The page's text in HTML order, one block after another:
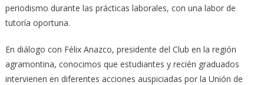
periodismo durante las prácticas laborales, con una labor de
tutoría oportuna.
En diálogo con Félix Anazco, presidente del Club en la región
agramontina, conocimos que estudiantes y recién graduados
intervienen en diferentes acciones auspiciadas por la Unión de